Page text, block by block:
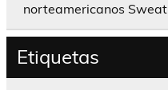
norteamericanos Sweat
Etiquetas